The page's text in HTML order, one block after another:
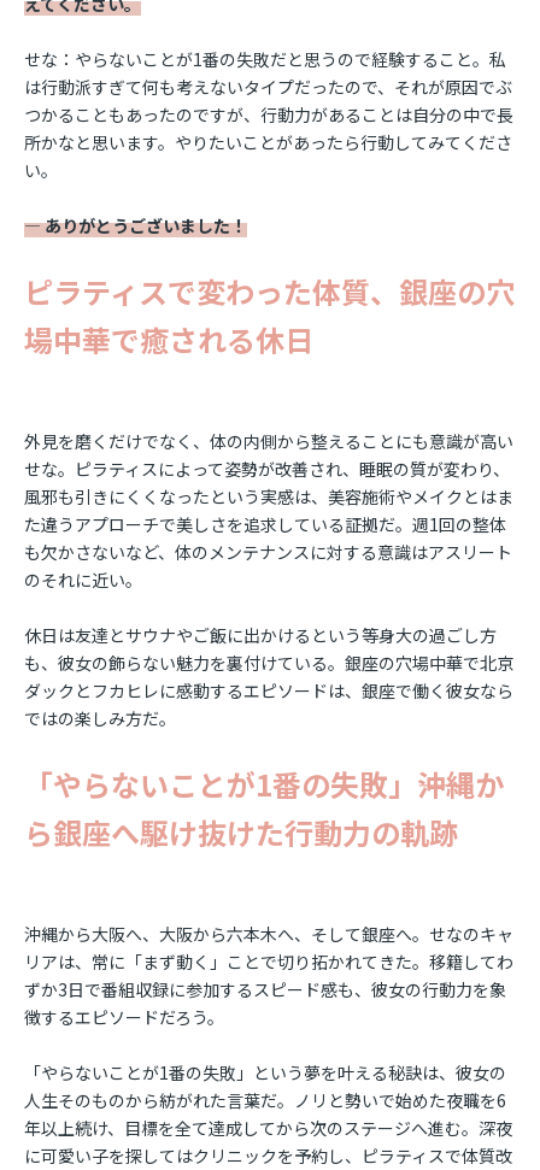
せな：やらないことが1番の失敗だと思うので経験すること。私
は行動派すぎて何も考えないタイプだったので、それが原因でぶ
つかることもあったのですが、行動力があることは自分の中で長
所かなと思います。やりたいことがあったら行動してみてくださ
い。
― ありがとうございました！
ピラティスで変わった体質、銀座の穴
場中華で癒される休日
外見を磨くだけでなく、体の内側から整えることにも意識が高い
せな。ピラティスによって姿勢が改善され、睡眠の質が変わり、
風邪も引きにくくなったという実感は、美容施術やメイクとはま
た違うアプローチで美しさを追求している証拠だ。週1回の整体
も欠かさないなど、体のメンテナンスに対する意識はアスリート
のそれに近い。
休日は友達とサウナやご飯に出かけるという等身大の過ごし方
も、彼女の飾らない魅力を裏付けている。銀座の穴場中華で北京
ダックとフカヒレに感動するエピソードは、銀座で働く彼女なら
ではの楽しみ方だ。
「やらないことが1番の失敗」――沖縄か
ら銀座へ駆け抜けた行動力の軌跡
沖縄から大阪へ、大阪から六本木へ、そして銀座へ。せなのキャ
リアは、常に「まず動く」ことで切り拓かれてきた。移籍してわ
ずか3日で番組収録に参加するスピード感も、彼女の行動力を象
徴するエピソードだろう。
「やらないことが1番の失敗」という夢を叶える秘訣は、彼女の
人生そのものから紡がれた言葉だ。ノリと勢いで始めた夜職を6
年以上続け、目標を全て達成してから次のステージへ進む。深夜
に可愛い子を探してはクリニックを予約し、ピラティスで体質改